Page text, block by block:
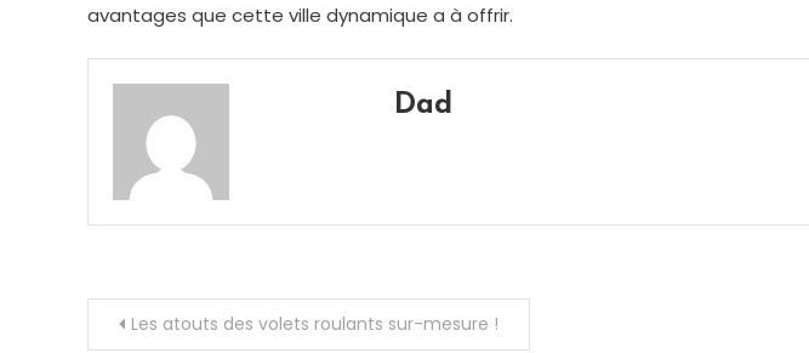
avantages que cette ville dynamique a à offrir.
Dad
Navigation
Les atouts des volets roulants sur-mesure !